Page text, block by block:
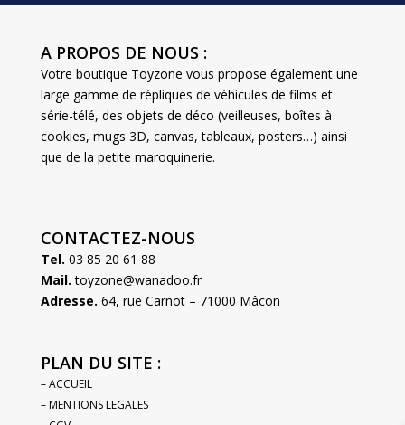
A PROPOS DE NOUS :
Votre boutique Toyzone vous propose également une
large gamme de répliques de véhicules de films et
série-télé, des objets de déco (veilleuses, boîtes à
cookies, mugs 3D, canvas, tableaux, posters…) ainsi
que de la petite maroquinerie.
CONTACTEZ-NOUS
Tel. 03 85 20 61 88
Mail. toyzone@wanadoo.fr
Adresse. 64, rue Carnot – 71000 Mâcon
PLAN DU SITE :
– ACCUEIL
– MENTIONS LEGALES